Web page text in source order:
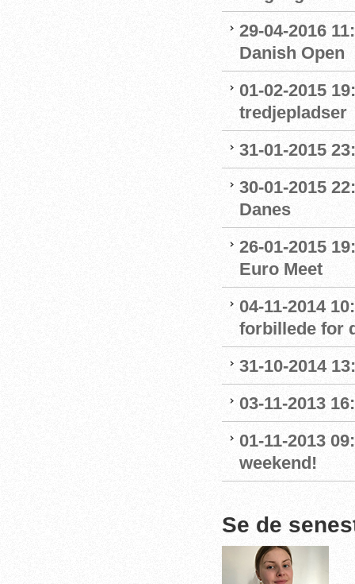
29-04-2016
Danish Open
01-02-2015
tredjepladser
31-01-2015
30-01-2015
Danes
26-01-2015
Euro Meet
04-11-2014
forbillede for
31-10-2014
03-11-2013
01-11-2013
weekend!
Se de